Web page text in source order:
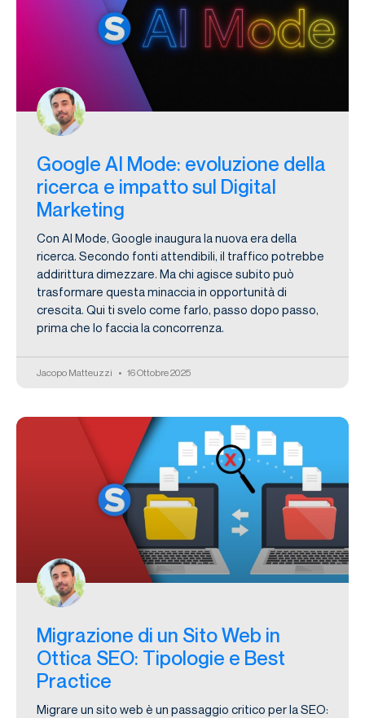
Google AI Mode: evoluzione della
ricerca e impatto sul Digital
Marketing
Con AI Mode, Google inaugura la nuova era della
ricerca. Secondo fonti attendibili, il traffico potrebbe
addirittura dimezzare. Ma chi agisce subito può
trasformare questa minaccia in opportunità di
crescita. Qui ti svelo come farlo, passo dopo passo,
prima che lo faccia la concorrenza.
Jacopo Matteuzzi 16 Ottobre 2025
Migrazione di un Sito Web in
Ottica SEO: Tipologie e Best
Practice
Migrare un sito web è un passaggio critico per la SEO: